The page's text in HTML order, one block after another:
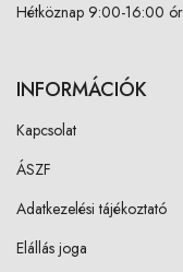
Hétköznap 9:00-16:00
INFORMÁCIÓK
Kapcsolat
ÁSZF
Adatkezelési tájékoztató
Elállás joga